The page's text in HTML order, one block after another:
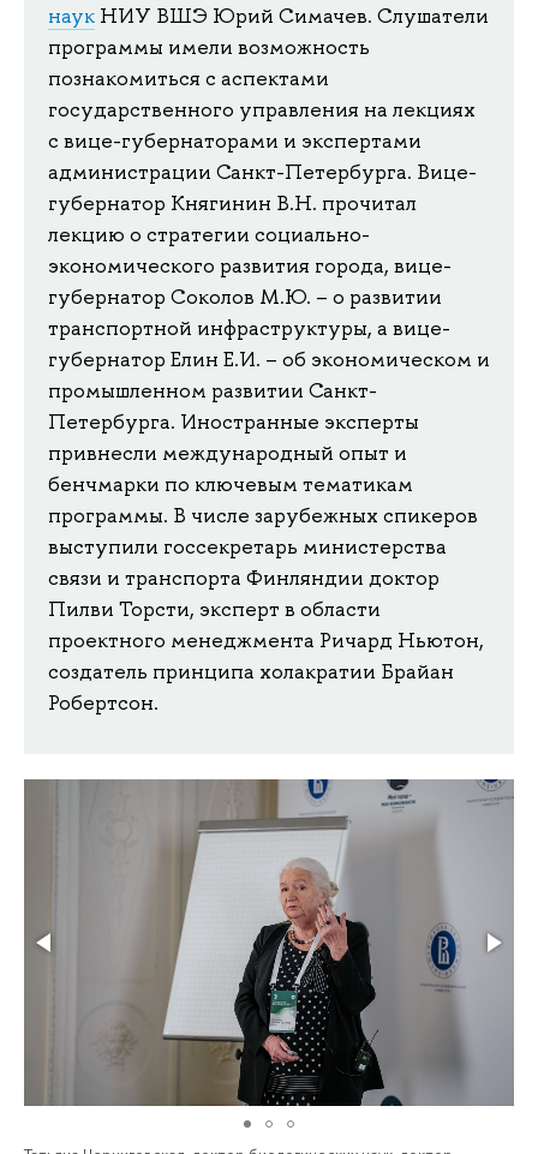
наук НИУ ВШЭ Юрий Симачев. Слушатели
программы имели возможность
познакомиться с аспектами
государственного управления на лекциях
с вице-губернаторами и экспертами
администрации Санкт-Петербурга. Вице-
губернатор Княгинин В.Н. прочитал
лекцию о стратегии социально-
экономического развития города, вице-
губернатор Соколов М.Ю. – о развитии
транспортной инфраструктуры, а вице-
губернатор Елин Е.И. – об экономическом и
промышленном развитии Санкт-
Петербурга. Иностранные эксперты
привнесли международный опыт и
бенчмарки по ключевым тематикам
программы. В числе зарубежных спикеров
выступили госсекретарь министерства
связи и транспорта Финляндии доктор
Пилви Торсти, эксперт в области
проектного менеджмента Ричард Ньютон,
создатель принципа холакратии Брайан
Робертсон.